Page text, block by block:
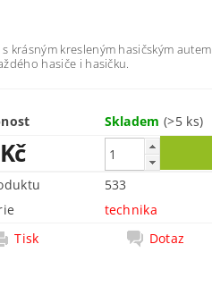
krásným kresleným hasičským
hasiče i hasičku.
Skladem(>5 ks)
533
technika
Tisk
Dotaz